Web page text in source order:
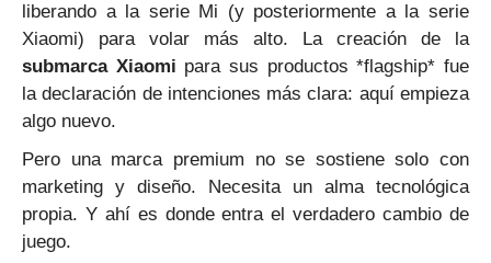
liberando a la serie Mi (y posteriormente a la serie
Xiaomi) para volar más alto. La creación de la
submarca Xiaomi para sus productos *flagship* fue
la declaración de intenciones más clara: aquí empieza
algo nuevo.
Pero una marca premium no se sostiene solo con
marketing y diseño. Necesita un alma tecnológica
propia. Y ahí es donde entra el verdadero cambio de
juego.